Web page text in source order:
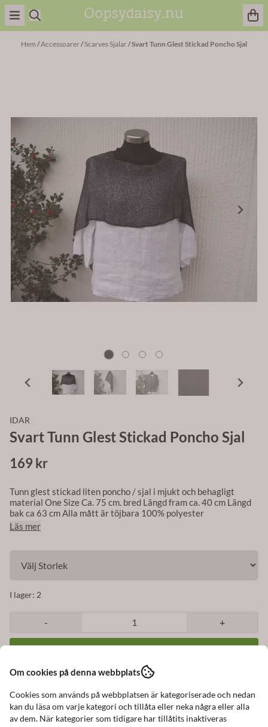
Hoppa till innehåll
Hem /Accessoarer/Scarves Sjalar/Svart Tunn Glest Stickad Poncho Sjal
IDAR
Svart Tunn Glest Stickad Poncho Sjal
169 kr
Tunn glest stickad liten poncho / sjal i mjukt och behagligt
material One Size Ca. 75 cm. bred Längd fram ca. 40 cm Längd
bak ca 63 cm Alla mått är töjbara 100% polyester
Läs mer
I lager: 2
- +
Art.nr: Svart tunn poncho sjal
Om cookies på denna webbplats
Cookies som används på webbplatsen är kategoriserade och nedan
kan du läsa om varje kategori och tillåta eller neka några eller alla
av dem. När kategorier som tidigare har tillåtits inaktiveras